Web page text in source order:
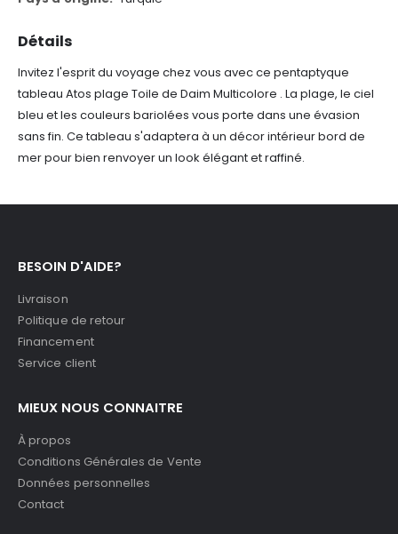
Détails
Invitez l'esprit du voyage chez vous avec ce pentaptyque
tableau Atos plage Toile de Daim Multicolore . La plage, le ciel
bleu et les couleurs bariolées vous porte dans une évasion
sans fin. Ce tableau s'adaptera à un décor intérieur bord de
mer pour bien renvoyer un look élégant et raffiné.
BESOIN D'AIDE?
Livraison
Politique de retour
Financement
Service client
MIEUX NOUS CONNAITRE
À propos
Conditions Générales de Vente
Données personnelles
Contact